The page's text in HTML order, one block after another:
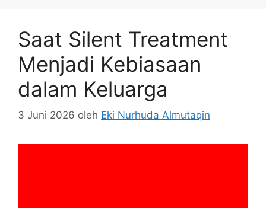
Saat Silent Treatment
Menjadi Kebiasaan
dalam Keluarga
3 Juni 2026 oleh Eki Nurhuda Almutaqin